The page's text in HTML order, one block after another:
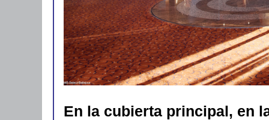
En la cubierta principal, en